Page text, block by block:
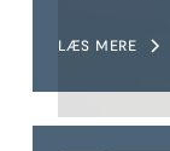
LÆS MERE